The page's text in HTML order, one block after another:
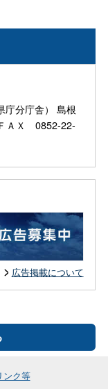
分庁舎） 島根
ＡＸ 0852-22-
広告掲載について
ンク等